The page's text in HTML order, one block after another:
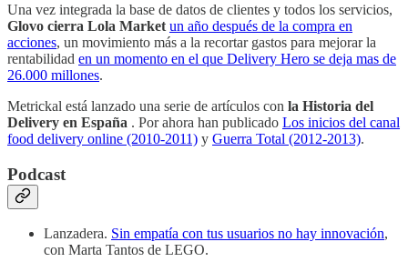
Una vez integrada la base de datos de clientes y todos los servicios,
Glovo cierra Lola Market un año después de la compra en
acciones, un movimiento más a la recortar gastos para mejorar la
rentabilidad en un momento en el que Delivery Hero se deja mas de
26.000 millones.
Metrickal está lanzado una serie de artículos con la Historia del
Delivery en España . Por ahora han publicado Los inicios del canal
food delivery online (2010-2011) y Guerra Total (2012-2013).
Podcast
Lanzadera. Sin empatía con tus usuarios no hay innovación,
con Marta Tantos de LEGO.